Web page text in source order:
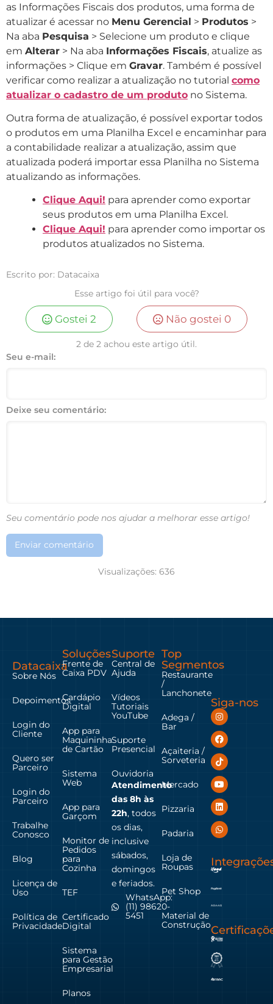
as Informações Fiscais dos produtos, uma forma de
atualizar é acessar no Menu Gerencial > Produtos >
Na aba Pesquisa > Selecione um produto e clique
em Alterar > Na aba Informações Fiscais, atualize as
informações > Clique em Gravar. Também é possível
verificar como realizar a atualização no tutorial como
atualizar o cadastro de um produto no Sistema.
Outra forma de atualização, é possível exportar todos
o produtos em uma Planilha Excel e encaminhar para
a contabilidade realizar a atualização, assim que
atualizada poderá importar essa Planilha no Sistema
atualizando as informações.
Clique Aqui! para aprender como exportar
seus produtos em uma Planilha Excel.
Clique Aqui! para aprender como importar os
produtos atualizados no Sistema.
Escrito por: Datacaixa
Esse artigo foi útil para você?
Gostei2 Não gostei 0
2 de 2 achou este artigo útil.
Seu e-mail:
Deixe seu comentário:
Seu comentário pode nos ajudar a melhorar esse artigo!
Enviar comentário
Visualizações: 636
Datacaixa
Sobre Nós
Depoimentos
Login do
Cliente
Quero ser
Parceiro
Login do
Parceiro
Trabalhe
Conosco
Blog
Licença de
Uso
Política de
Privacidade
Soluções
Frente de
Caixa PDV
Cardápio
Digital
App para
Maquininha
de Cartão
Sistema
Web
App para
Garçom
Monitor de
Pedidos
para
Cozinha
TEF
Certificado
Digital
Sistema
para Gestão
Empresarial
Planos
Suporte
Central de
Ajuda
Vídeos
Tutoriais
YouTube
Suporte
Presencial
Ouvidoria
Atendimento
das 8h às
22h, todos
os dias,
inclusive
sábados,
domingos
e feriados.
WhatsApp:
(11) 98620-
5451
Top
Segmentos
Restaurante
/
Lanchonete
Adega /
Bar
Açaiteria /
Sorveteria
Mercado
Pizzaria
Padaria
Loja de
Roupas
Pet Shop
Material de
Construção
Siga-nos